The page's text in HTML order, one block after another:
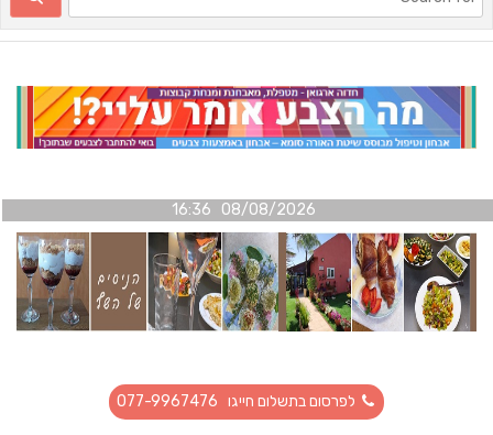
08/08/2026 16:36
לפרסום בתשלום חייגו 077-9967476